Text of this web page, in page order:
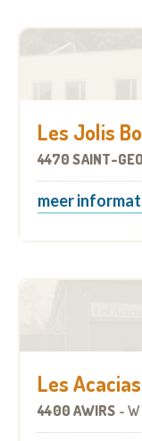
Les Jolis
4470 SAINT-
meer
Les Acacias
4400 AWIRS -